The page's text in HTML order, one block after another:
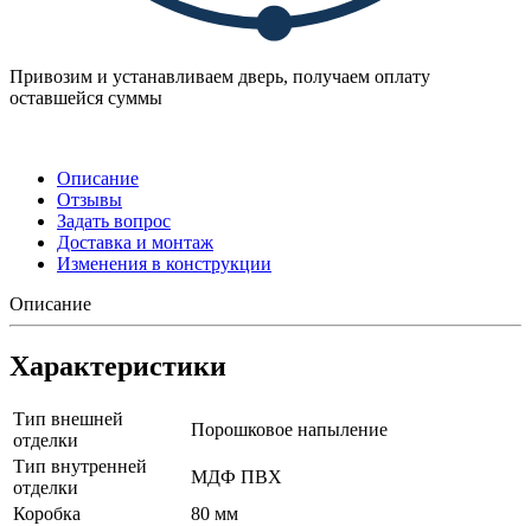
Привозим и устанавливаем дверь, получаем оплату
оставшейся суммы
Описание
Отзывы
Задать вопрос
Доставка и монтаж
Изменения в конструкции
Описание
Характеристики
Тип внешней
отделки
Порошковое напыление
Тип внутренней
отделки
МДФ ПВХ
Коробка
80 мм